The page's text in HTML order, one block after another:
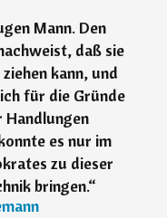
Mann. Den
daß sie
kann, und
für die Gründe
es nur im
zu dieser
bringen.“